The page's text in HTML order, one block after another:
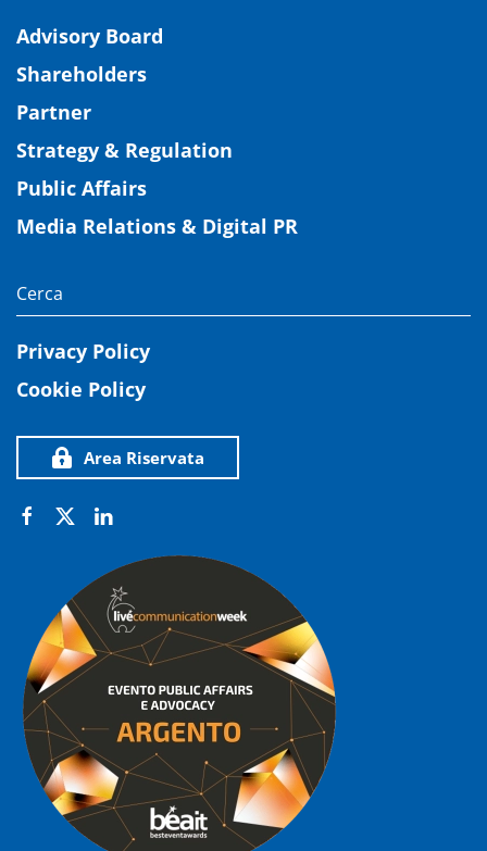
Advisory Board
Shareholders
Partner
Strategy & Regulation
Public Affairs
Media Relations & Digital PR
Privacy Policy
Cookie Policy
Area Riservata